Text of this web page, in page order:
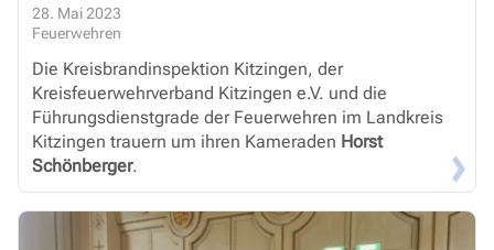
28. Mai 2023
Feuerwehren
Die Kreisbrandinspektion Kitzingen, der
Kreisfeuerwehrverband Kitzingen e.V. und die
Führungsdienstgrade der Feuerwehren im Landkreis
Kitzingen trauern um ihren Kameraden Horst
Schönberger.